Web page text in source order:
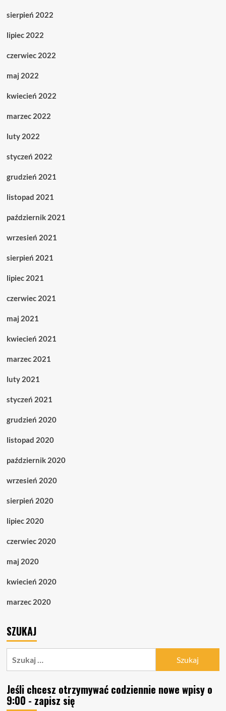
sierpień 2022
lipiec 2022
czerwiec 2022
maj 2022
kwiecień 2022
marzec 2022
luty 2022
styczeń 2022
grudzień 2021
listopad 2021
październik 2021
wrzesień 2021
sierpień 2021
lipiec 2021
czerwiec 2021
maj 2021
kwiecień 2021
marzec 2021
luty 2021
styczeń 2021
grudzień 2020
listopad 2020
październik 2020
wrzesień 2020
sierpień 2020
lipiec 2020
czerwiec 2020
maj 2020
kwiecień 2020
marzec 2020
SZUKAJ
Jeśli chcesz otrzymywać codziennie nowe wpisy o
9:00 - zapisz się